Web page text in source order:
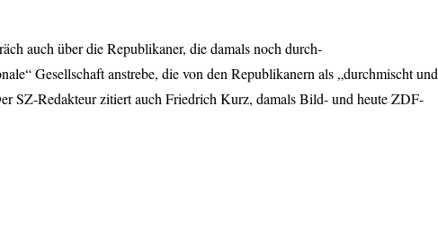
auch über die Republikaner, die damals noch durch-
Gesellschaft anstrebe, die von den Republikanern als „durchmischt und
SZ-Redakteur zitiert auch Friedrich Kurz, damals Bild- und heuteZDF-